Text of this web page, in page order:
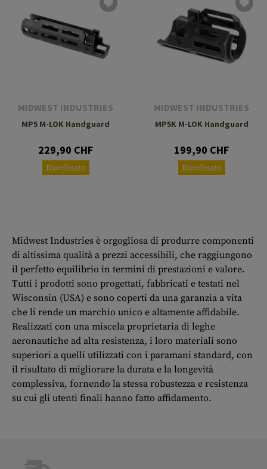
MIDWEST INDUSTRIES
MP5 M-LOK Handguard
229,90 CHF
Riordinato
MIDWEST INDUSTRIES
MP5K M-LOK Handguard
199,90 CHF
Riordinato
Midwest Industries è orgogliosa di produrre componenti
di altissima qualità a prezzi accessibili, che raggiungono
il perfetto equilibrio in termini di prestazioni e valore.
Tutti i prodotti sono progettati, fabbricati e testati nel
Wisconsin (USA) e sono coperti da una garanzia a vita
che li rende un marchio unico e altamente affidabile.
Realizzati con una miscela proprietaria di leghe
aeronautiche ad alta resistenza, i loro materiali sono
superiori a quelli utilizzati con i paramani standard, con
il risultato di migliorare la durata e la longevità
complessiva, fornendo la stessa robustezza e resistenza
su cui gli utenti finali hanno fatto affidamento.